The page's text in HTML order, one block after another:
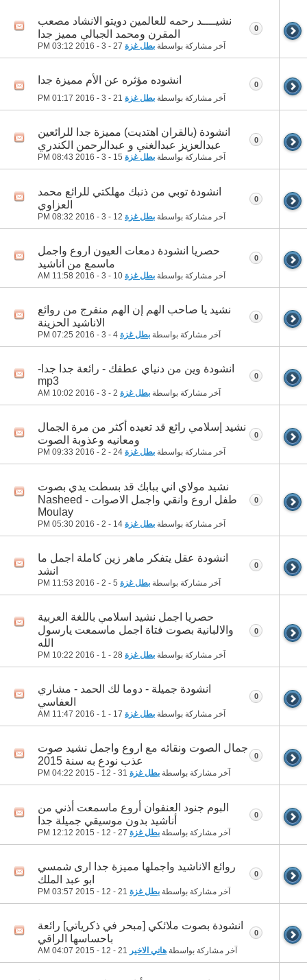
نشيــــد رحمه للعالمين دويتو الانشاد مصعب
المقرن ومحمد الجبالي مميز جدا
آخر مشاركة بواسطة بطل غزة 03:12 PM
0
انشوده مؤثره عن الأم مميزة جدا
آخر مشاركة بواسطة بطل غزة 01:17 PM
0
انشودة (بالقران اهتديت) مميزة جدا للرائعين
عبدالعزيز عبدالغني و عبدالرحمن الكندري
آخر مشاركة بواسطة بطل غزة 08:43 PM
0
انشودة توبي من ذنبك مهلكتي للرائع محمد
العزاوي
آخر مشاركة بواسطة بطل غزة 08:32 PM
0
حصريا انشودة دمعات العيون اروع واجمل
ماسمع من اناشيد
آخر مشاركة بواسطة بطل غزة 11:58 AM
0
نشيد يا صاحب الهم إن الهم منفرج من روائع
الاناشيد الحزينة
آخر مشاركة بواسطة بطل غزة 07:25 PM
0
انشودة وين من دنياي عطفك - رائعة جدا جدا-
mp3
آخر مشاركة بواسطة بطل غزة 10:02 AM
0
نشيد إسلامي رائع قد تعيده أكثر من مرة الجمال
ومعانيه وعذوبة الصوت
آخر مشاركة بواسطة بطل غزة 09:33 PM
0
نشيد مولاي اني ببابك قد بسطت يدي بصوت
طفل اروع وانقي واجمل الاصوات - Nasheed
Moulay
آخر مشاركة بواسطة بطل غزة 05:30 PM
0
انشودة عقل يتفكر ماهر زين كاملة اجمل ما
انشد
آخر مشاركة بواسطة بطل غزة 11:53 PM
0
حصريا اجمل نشيد اسلامي باللغة العربية
والالبانية بصوت فتاة اجمل ماسمعت يارسول
الله
آخر مشاركة بواسطة بطل غزة 10:22 PM
0
انشودة جميلة - دوما لك الحمد - مشاري
العفاسي
آخر مشاركة بواسطة بطل غزة 11:47 AM
0
جمال الصوت ونقائه مع اروع واجمل نشيد صوت
عذب نودع به سنة 2015
آخر مشاركة بواسطة بطل غزة 04:22 PM
0
البوم جنود العنفوان أروع ماسمعت أذني من
أناشيد بدون موسيقي جميلة جدا
آخر مشاركة بواسطة بطل غزة 12:12 PM
0
روائع الاناشيد واجملها مميزة جدا ارى شمسي
ابو عبد الملك
آخر مشاركة بواسطة بطل غزة 03:57 PM
0
انشودة بصوت ملائكي [مبحر في ذكرياتي] رائعة
باحساسها الراقي
آخر مشاركة بواسطة هاني الاخير 04:07 AM
0